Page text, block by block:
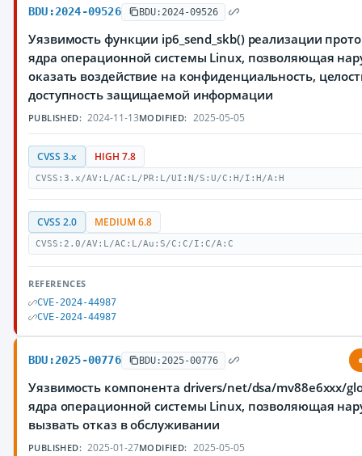
BDU:2024-09526 BDU:2024-09526
Уязвимость функции ip6_send_skb() реализации
ядра операционной системы Linux, позволяющая
оказать воздействие на конфиденциальность,
доступность защищаемой информации
PUBLISHED: 2024-11-13MODIFIED: 2025-05-05
CVSS 3.x HIGH 7.8
CVSS:3.x/AV:L/AC:L/PR:L/UI:N/S:U/C:H/I:H/A:H
CVSS 2.0 MEDIUM 6.8
CVSS:2.0/AV:L/AC:L/Au:S/C:C/I:C/A:C
REFERENCES
CVE-2024-44987
CVE-2024-44987
BDU:2025-00776 BDU:2025-00776
Уязвимость компонента drivers/net/dsa/mv88e6xxx/
ядра операционной системы Linux, позволяющая
вызвать отказ в обслуживании
PUBLISHED: 2025-01-27MODIFIED: 2025-05-05